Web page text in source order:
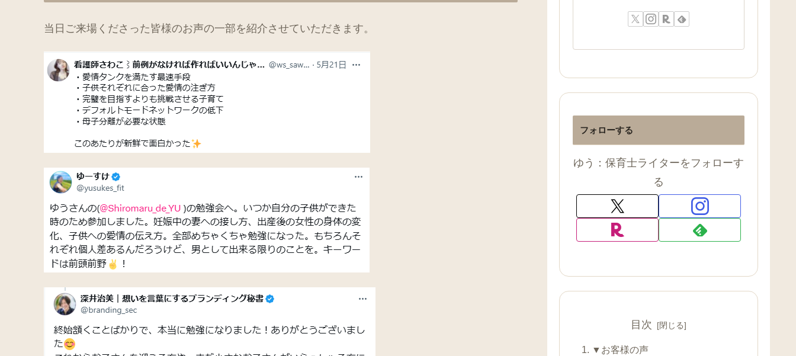
当日ご来場くださった皆様のお声の一部を紹介させていただきます。
フォローする
ゆう：保育士ライターをフォローす
る
目次
▼お客様の声